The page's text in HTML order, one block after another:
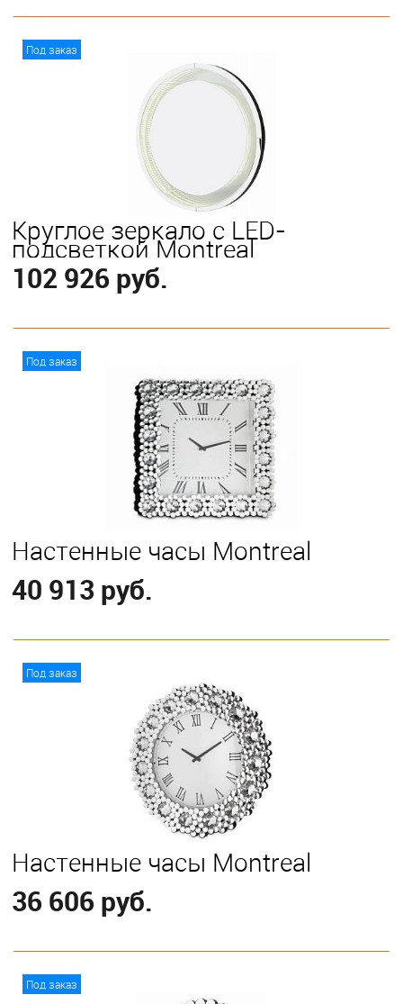
Под заказ
Круглое зеркало с LED-
подсветкой Montreal
102 926 руб.
Под заказ
Настенные часы Montreal
40 913 руб.
Под заказ
Настенные часы Montreal
36 606 руб.
Под заказ